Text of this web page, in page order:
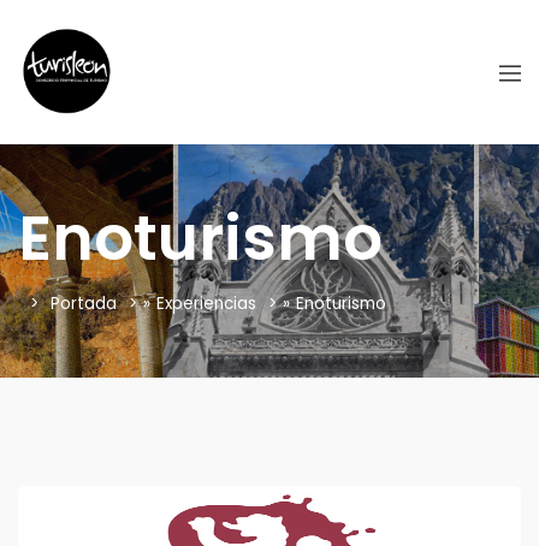
Enoturismo
Portada » Experiencias » Enoturismo